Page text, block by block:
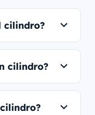
cilindro?
cilindro?